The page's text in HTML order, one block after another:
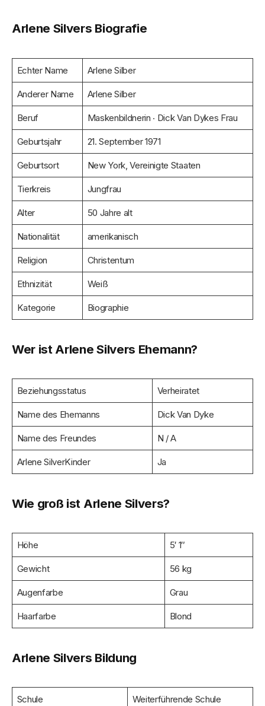
Arlene Silvers Biografie
Echter Name Arlene Silber
Anderer Name Arlene Silber
Beruf Maskenbildnerin ‧ Dick Van Dykes Frau
Geburtsjahr 21. September 1971
Geburtsort New York, Vereinigte Staaten
Tierkreis Jungfrau
Alter 50 Jahre alt
Nationalität amerikanisch
Religion Christentum
Ethnizität Weiß
Kategorie Biographie
Wer ist Arlene Silvers Ehemann?
Beziehungsstatus Verheiratet
Name des Ehemanns Dick Van Dyke
Name des Freundes N / A
Arlene SilverKinder Ja
Wie groß ist Arlene Silvers?
Höhe 5′ 1″
Gewicht 56 kg
Augenfarbe Grau
Haarfarbe Blond
Arlene Silvers Bildung
Schule Weiterführende Schule